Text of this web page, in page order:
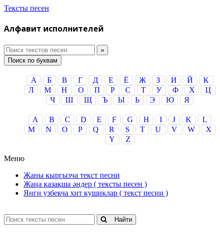
Тексты песен
Алфавит исполнителей
Поиск по буквам
А Б В Г Д Е Ё Ж З И Й
К
Л
М Н О П Р С Т У Ф Х
Ц
Ч
Ш Щ Ъ Ы Ь Э Ю Я
A B C D E F G H I J K
L
M
N O P Q R S T U V W
X
Y
Z
Меню
Жаны кыргызча текст песни
Жаңа қазақша әндер ( тексты песен )
Янги узбекча хит кушиклар ( текст песни )
Найти